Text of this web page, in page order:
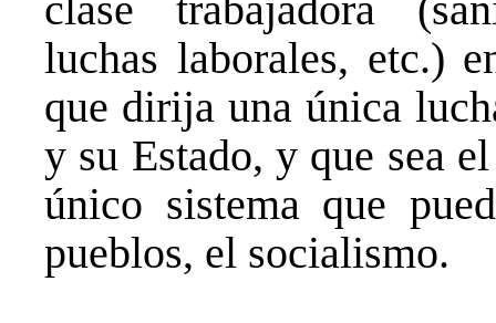
luchas laborales, etc.)
que dirija una única
y su Estado, y que sea
único sistema que
pueblos, el socialismo.